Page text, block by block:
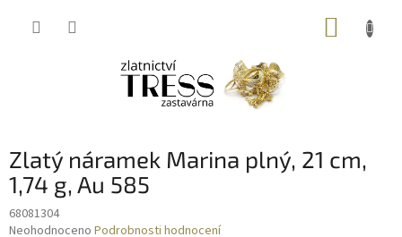
Zlatý náramek Marina plný, 21 cm,
1,74 g, Au 585
68081304
Průměrné
Neohodnoceno Podrobnosti hodnocení